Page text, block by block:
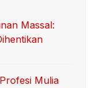
Massal:
Mulia